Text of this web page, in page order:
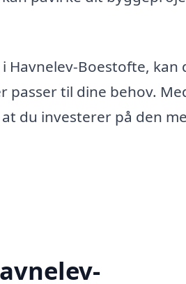
Boestofte, kan
passer til dine behov.
du investerer på den